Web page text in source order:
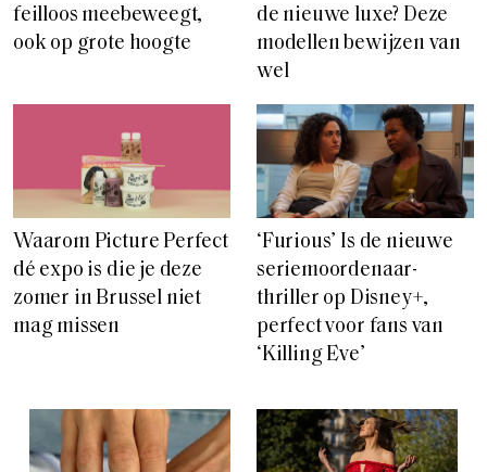
feilloos meebeweegt,
ook op grote hoogte
de nieuwe luxe? Deze
modellen bewijzen van
wel
Waarom Picture Perfect
dé expo is die je deze
zomer in Brussel niet
mag missen
‘Furious’ Is de nieuwe
seriemoordenaar-
thriller op Disney+,
perfect voor fans van
‘Killing Eve’